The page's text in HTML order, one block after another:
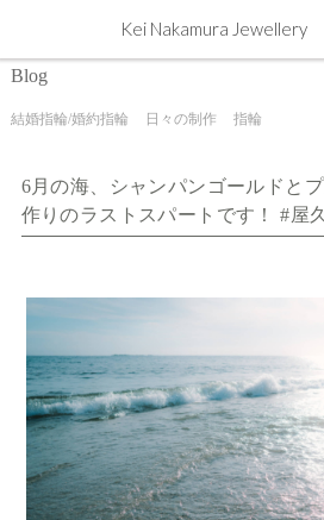
6月の海、シャンパンゴールドとプルメリア、結婚指輪作
くる結婚指輪 | 屋久島,ジュエリー,オーダーメイドのマリ
Kei Nakamura Jewellery
Blog
結婚指輪/婚約指輪 日々の制作 指輪
6月の海、シャンパンゴールドと
作りのラストスパートです！ #屋